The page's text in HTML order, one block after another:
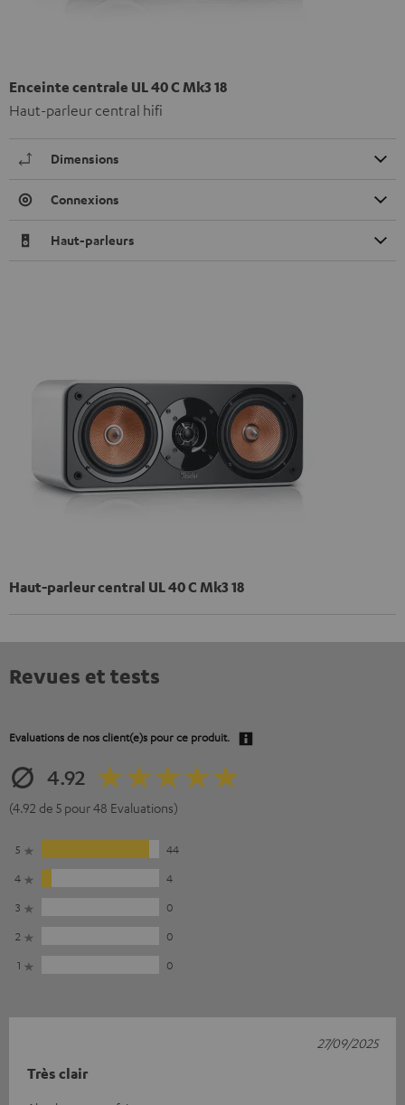
Enceinte centrale UL 40 C Mk3 18
Haut-parleur central hifi
Dimensions
Connexions
Haut-parleurs
Haut-parleur central UL 40 C Mk3 18
Revues et tests
Evaluations de nos client(e)s pour ce produit.
4.92
(4.92 de 5 pour 48 Evaluations)
5
44
4
4
3
0
2
0
1
0
Très clair
27/09/2025